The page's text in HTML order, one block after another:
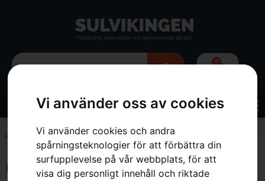
Vi använder oss av cookies
Vi använder cookies och andra
spårningsteknologier för att förbättra din
surfupplevelse på vår webbplats, för att
visa dig personligt innehåll och riktade
0
Hem 7333377789807
Endast ett sökresultat